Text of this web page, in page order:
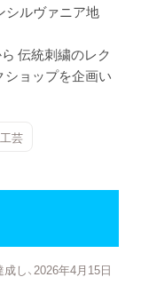
シルヴァニア地
伝統刺繍のレク
ョップを企画い
芸
し、2026年4月15日